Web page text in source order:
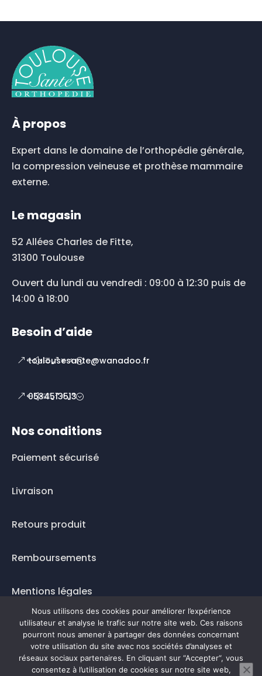
À propos
Expert dans le domaine de l’orthopédie générale,
la compression veineuse et prothèse mammaire
externe.
Le magasin
52 Allées Charles de Fitte,
31300 Toulouse
Ouvert du lundi au vendredi : 09:00 à 12:30 puis de
14:00 à 18:00
Besoin d’aide
toulousesante@wanadoo.fr
0534513513
Nos conditions
Paiement sécurisé
Livraison
Retours produit
Remboursements
Mentions légales
Questions fréquentes
Mode de paiement
Nous utilisons des cookies pour améliorer l’expérience
utilisateur et analyse le trafic sur notre site web. Ces raisons
pourront nous amener à partager des données concernant
votre utilisation du site avec nos sociétés d’analyses et
réseaux sociaux partenaires. En cliquant sur “Accepter“, vous
consentez à l’utilisation de cookies sur notre site web,